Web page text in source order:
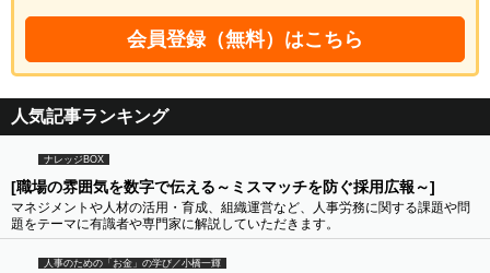
会員登録（無料）はこちら
人気記事ランキング
ナレッジBOX
[職場の雰囲気を数字で伝える～ミスマッチを防ぐ採用広報～]
マネジメントや人材の活用・育成、組織運営など、人事労務に関する課題や問
題をテーマに有識者や専門家に解説していただきます。
人事のための「お金」の学び／小橋一輝